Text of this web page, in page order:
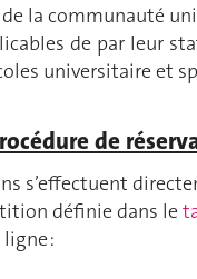
la communauté
de par leur
universitaire et
de
s’effectuent
définie dans le
: